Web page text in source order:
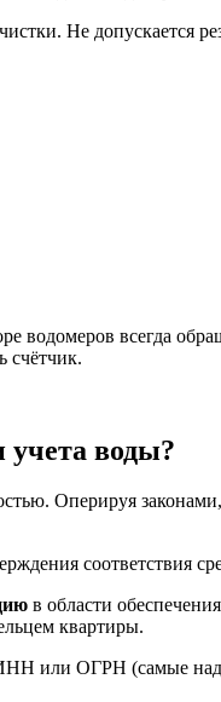
Не допускается
водомеров всегда
счётчик.
учета воды?
Оперируя
соответствия
в области
квартиры.
ИНН или ОГРН (самые